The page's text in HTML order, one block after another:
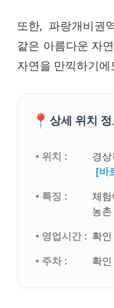
또한, 파랑개비권
같은 아름다운 자
자연을 만끽하기
📍 상세 위치
• 위치 :
경
[바
• 특징 :
체
농
• 영업시간 : 확
• 주차 :
확